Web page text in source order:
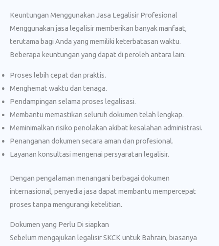
Keuntungan Menggunakan Jasa Legalisir Profesional
Menggunakan jasa legalisir memberikan banyak manfaat,
terutama bagi Anda yang memiliki keterbatasan waktu.
Beberapa keuntungan yang dapat di peroleh antara lain:
Proses lebih cepat dan praktis.
Menghemat waktu dan tenaga.
Pendampingan selama proses legalisasi.
Membantu memastikan seluruh dokumen telah lengkap.
Meminimalkan risiko penolakan akibat kesalahan administrasi.
Penanganan dokumen secara aman dan profesional.
Layanan konsultasi mengenai persyaratan legalisir.
Dengan pengalaman menangani berbagai dokumen
internasional, penyedia jasa dapat membantu mempercepat
proses tanpa mengurangi ketelitian.
Dokumen yang Perlu Di siapkan
Sebelum mengajukan legalisir SKCK untuk Bahrain, biasanya